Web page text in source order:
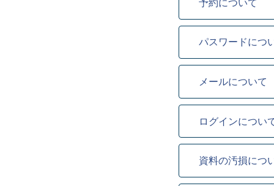
予約について
パスワードにつ
メールについて
ログインについ
資料の汚損につ